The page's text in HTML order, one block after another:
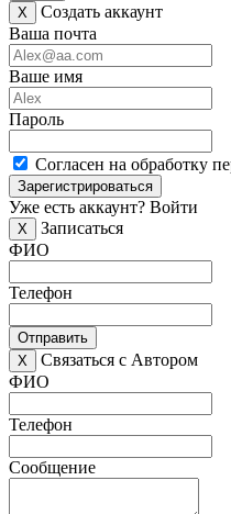
X
Создать аккаунт
Ваша почта
Ваше имя
Пароль
Согласен на обработку
Зарегистрироваться
Уже есть аккаунт? Войти
X
Записаться
ФИО
Телефон
Отправить
X
Связаться с Автором
ФИО
Телефон
Сообщение